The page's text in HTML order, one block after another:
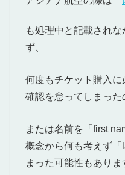
も処理中と記載され
ず、
何度もチケット購入に
確認を怠ってしまった
または名前を「first
概念から何も考えず
まった可能性もありま